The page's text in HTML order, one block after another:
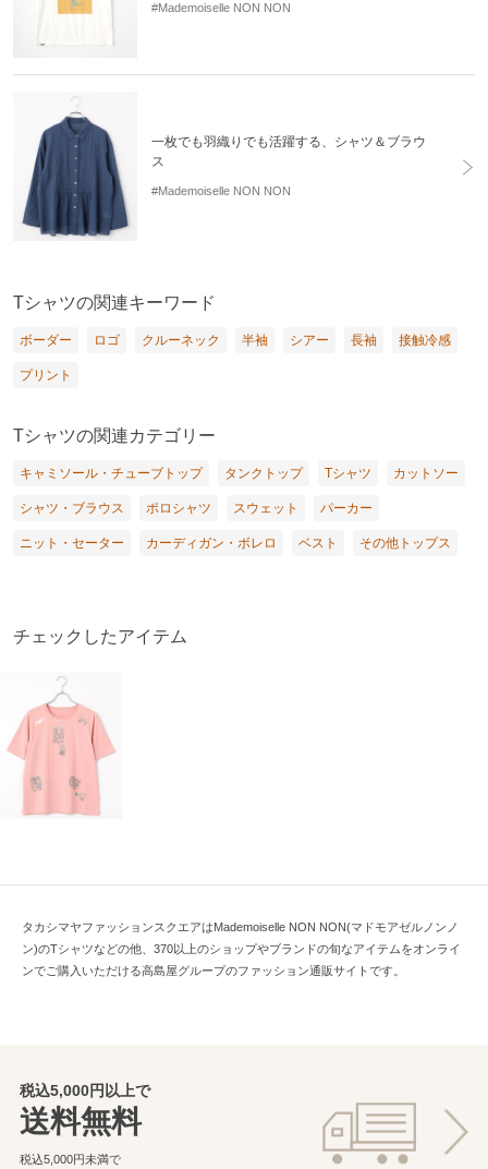
#Mademoiselle NON NON
一枚でも羽織りでも活躍する、シャツ＆ブラウ
ス
#Mademoiselle NON NON
Tシャツの関連キーワード
ボーダー ロゴ クルーネック 半袖 シアー 長袖 接触冷感
プリント
Tシャツの関連カテゴリー
キャミソール・チューブトップ タンクトップ Tシャツ カットソー
シャツ・ブラウス ポロシャツ スウェット パーカー
ニット・セーター カーディガン・ボレロ ベスト その他トップス
チェックしたアイテム
タカシマヤファッションスクエアはMademoiselle NON NON(マドモアゼルノンノ
ン)のTシャツなどの他、370以上のショップやブランドの旬なアイテムをオンライ
ンでご購入いただける高島屋グループのファッション通販サイトです。
税込5,000円以上で
送料無料
税込5,000円未満で